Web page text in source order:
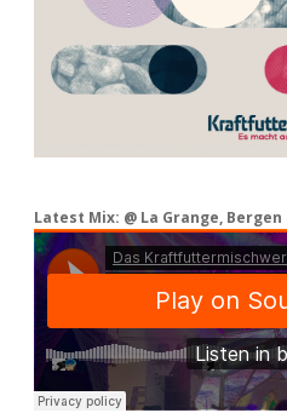
Latest Mix: @ La Grange, Bergen